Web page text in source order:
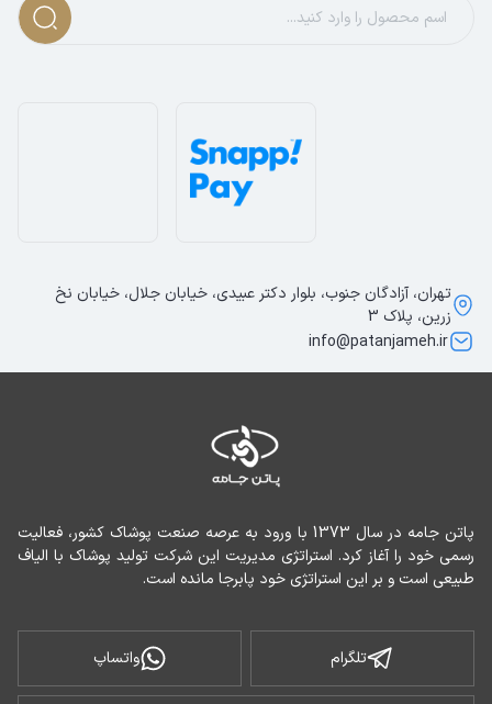
طبیعی است و بر این استراتژی خود پابرجا مانده است.
تلگرام واتساپ
تهران، آزادگان جنوب، بلوار دکتر عبیدی، خیابان جلال، خیابان نخ
زرین، پلاک 3
info@patanjameh.ir